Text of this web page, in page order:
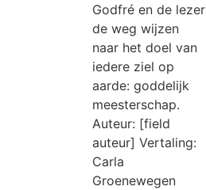
Godfré en de lezer
de weg wijzen
naar het doel van
iedere ziel op
aarde: goddelijk
meesterschap.
Auteur: [field
auteur] Vertaling:
Carla
Groenewegen